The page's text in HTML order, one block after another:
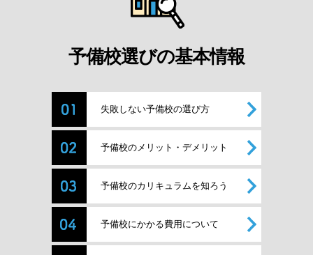
予備校選びの基本情報
失敗しない予備校の選び方
予備校のメリット・デメリット
予備校のカリキュラムを知ろう
予備校にかかる費用について